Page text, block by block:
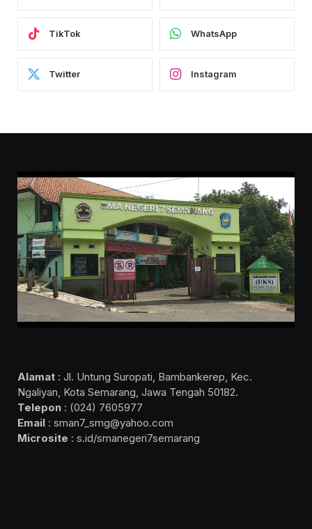
TikTok WhatsApp
Twitter Instagram
Alamat : Jl. Untung Suropati, Bambankerep, Kec.
Ngaliyan, Kota Semarang, Jawa Tengah 50182.
Telepon : (024) 7605977
Email : sman7_smg@yahoo.com
Microsite : s.id/smanegeri7semarang